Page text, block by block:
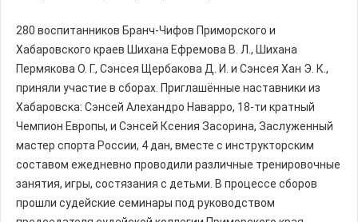
280 воспитанников Бранч-Чифов Приморского и
Хабаровского краев Шихана Ефремова В. Л., Шихана
Пермякова О. Г., Сэнсея Щербакова Д. И. и Сэнсея Хан Э. К.,
приняли участие в сборах. Приглашённые наставники из
Хабаровска: Сэнсей Алехандро Наварро, 18-ти кратный
Чемпион Европы, и Сэнсей Ксения Засорина, Заслуженный
мастер спорта России, 4 дан, вместе с инструкторским
составом ежедневно проводили различные тренировочные
занятия, игры, состязания с детьми. В процессе сборов
прошли судейские семинары под руководством